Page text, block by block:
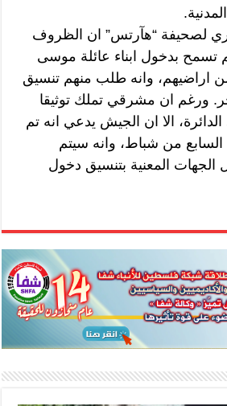
لصحيفة “هآرتس” ان الظروف
تسمح بدخول ابناء عائلة موسى
اراضيهم، وانه طلب منهم تنسيق
ورغم ان مشرقي تملك توثيقا
الدائرة، الا ان الجيش يدعي انه تم
من شباط، وانه سيتم
الجهات المعنية بتنسيق دخول